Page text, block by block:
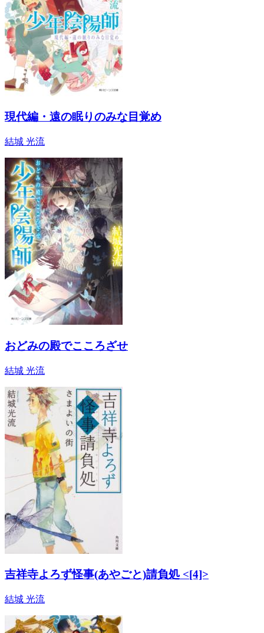
現代編・遠の眠りのみな目覚め
結城 光流
おどみの殿でこころざせ
結城 光流
吉祥寺よろず怪事(あやごと)請負処 <[4]>
結城 光流